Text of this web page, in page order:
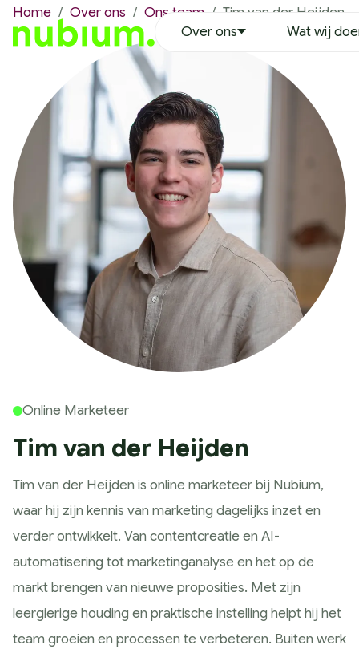
Over ons
Ons team
Erwin Duinkerken
Richard Hoekstra
Robin Leenheer
Nathalie Oran
Tim van der Heijden
Justin Ikink
Remco Vaanholt
Lynette Bruins
Wouter Wensing
Vacatures
MVO
Marketing Scan
Over ons Wat wij
Home / Over ons / Ons team / Tim van der Heijden
Online Marketeer
Tim van der Heijden
Tim van der Heijden is online marketeer bij Nubium,
waar hij zijn kennis van marketing dagelijks inzet en
verder ontwikkelt. Van contentcreatie en AI-
automatisering tot marketinganalyse en het op de
markt brengen van nieuwe proposities. Met zijn
leergierige houding en praktische instelling helpt hij het
team groeien en processen te verbeteren. Buiten werk